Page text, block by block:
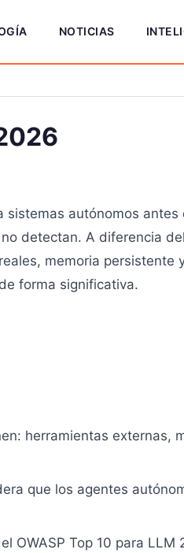
NOTICIAS
autónomos antes
detectan. A diferencia
memoria persistente
forma significativa.
herramientas externas,
que los agentes
OWASP Top 10 para LLM